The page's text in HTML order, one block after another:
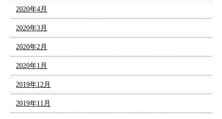
2020年4月
2020年3月
2020年2月
2020年1月
2019年12月
2019年11月